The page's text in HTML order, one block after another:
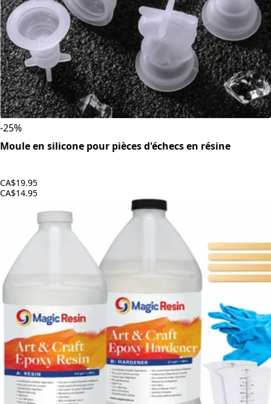
-25%
Moule en silicone pour pièces d'échecs en résine
CA$19.95
CA$14.95